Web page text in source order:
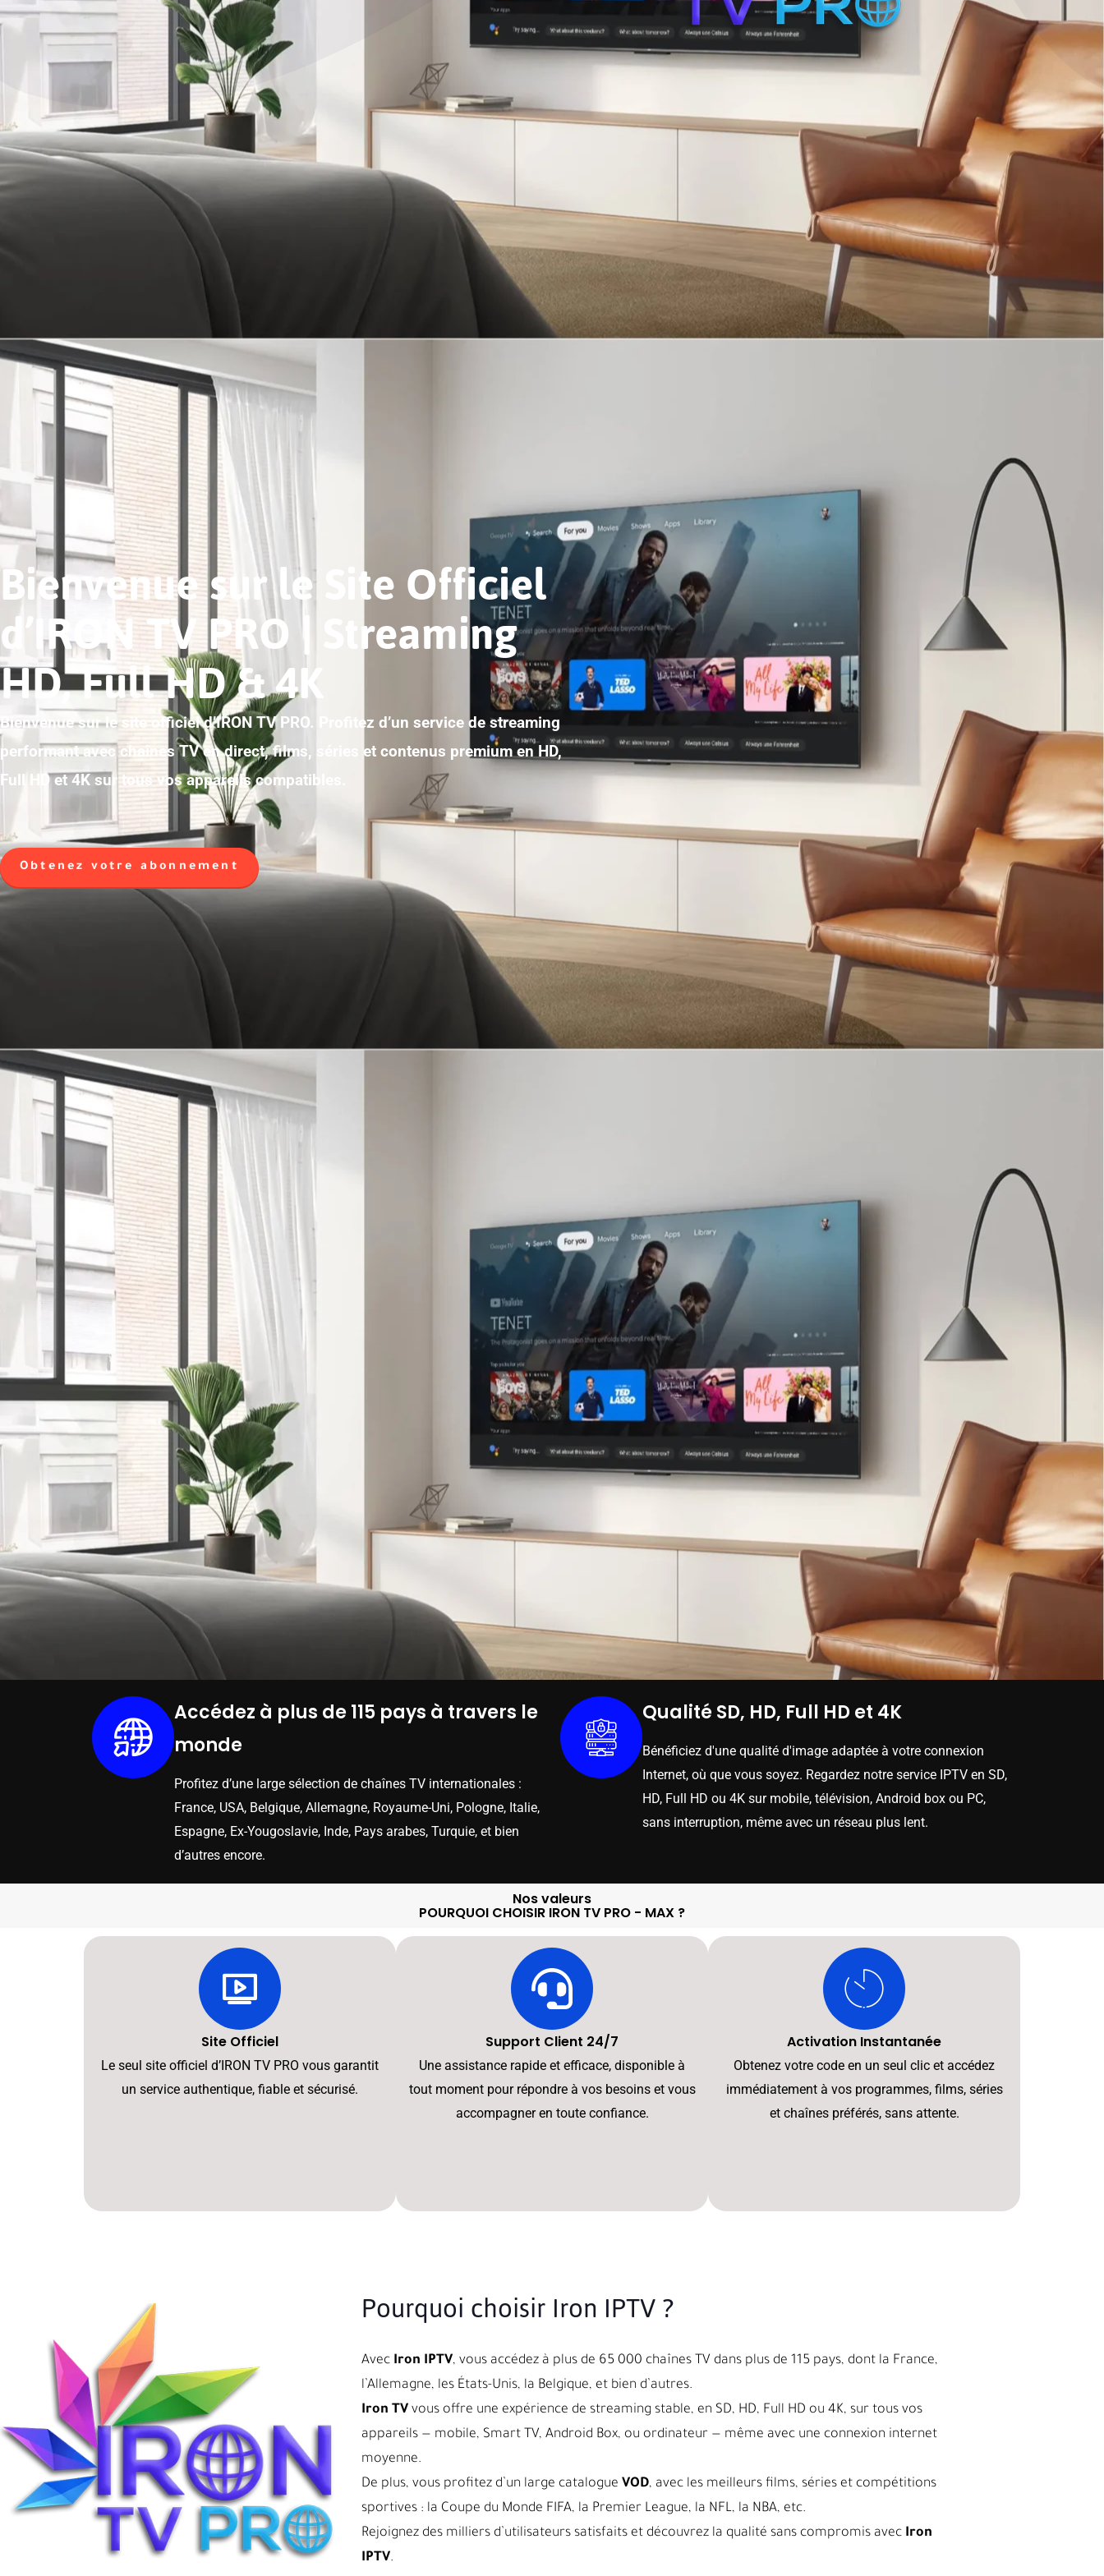
Bienvenue sur le Site Officiel
d’IRON TV PRO | Streaming
HD, Full HD & 4K
Bienvenue sur le site officiel d’IRON TV PRO. Profitez d’un service de streaming
performant avec chaînes TV en direct, films, séries et contenus premium en HD,
Full HD et 4K sur tous vos appareils compatibles.
Obtenez votre abonnement
Accédez à plus de 115 pays à travers le
monde
Profitez d’une large sélection de chaînes TV internationales :
France, USA, Belgique, Allemagne, Royaume-Uni, Pologne, Italie,
Espagne, Ex-Yougoslavie, Inde, Pays arabes, Turquie, et bien
d’autres encore.
Qualité SD, HD, Full HD et 4K
Bénéficiez d'une qualité d'image adaptée à votre connexion
Internet, où que vous soyez. Regardez notre service IPTV en SD,
HD, Full HD ou 4K sur mobile, télévision, Android box ou PC,
sans interruption, même avec un réseau plus lent.
Nos valeurs
POURQUOI CHOISIR IRON TV PRO - MAX ?
Site Officiel
Le seul site officiel d’IRON TV PRO vous garantit
un service authentique, fiable et sécurisé.
Support Client 24/7
Une assistance rapide et efficace, disponible à
tout moment pour répondre à vos besoins et vous
accompagner en toute confiance.
Activation Instantanée
Obtenez votre code en un seul clic et accédez
immédiatement à vos programmes, films, séries
et chaînes préférés, sans attente.
Pourquoi choisir Iron IPTV ?
Avec Iron IPTV, vous accédez à plus de 65 000 chaînes TV dans plus de 115 pays, dont la France,
l’Allemagne, les États-Unis, la Belgique, et bien d’autres.
Iron TVvous offre une expérience de streaming stable, en SD, HD, Full HD ou 4K, sur tous vos
appareils — mobile, Smart TV, Android Box, ou ordinateur — même avec une connexion internet
moyenne.
De plus, vous profitez d’un large catalogue VOD, avec les meilleurs films, séries et compétitions
sportives : la Coupe du Monde FIFA, la Premier League, la NFL, la NBA, etc.
Rejoignez des milliers d’utilisateurs satisfaits et découvrez la qualité sans compromis avec Iron
IPTV.